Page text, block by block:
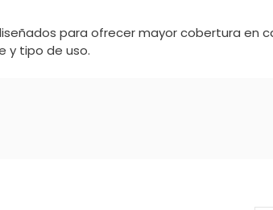
para ofrecer mayor cobertura en
y tipo de uso.